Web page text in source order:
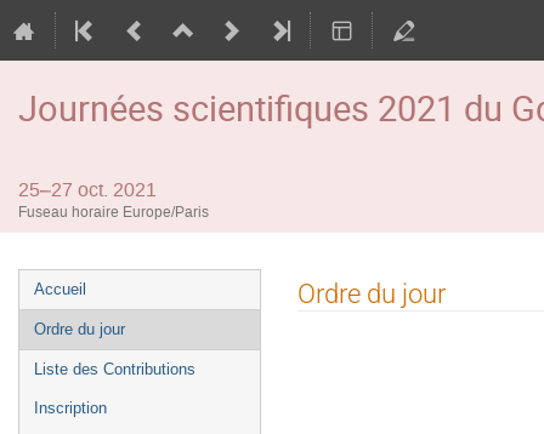
Journées scientifiques 2021 du
25–27 oct. 2021
Fuseau horaire Europe/Paris
Menu
de
l'événement
Accueil
Ordre du jour
Liste des Contributions
Inscription
Ordre du jour